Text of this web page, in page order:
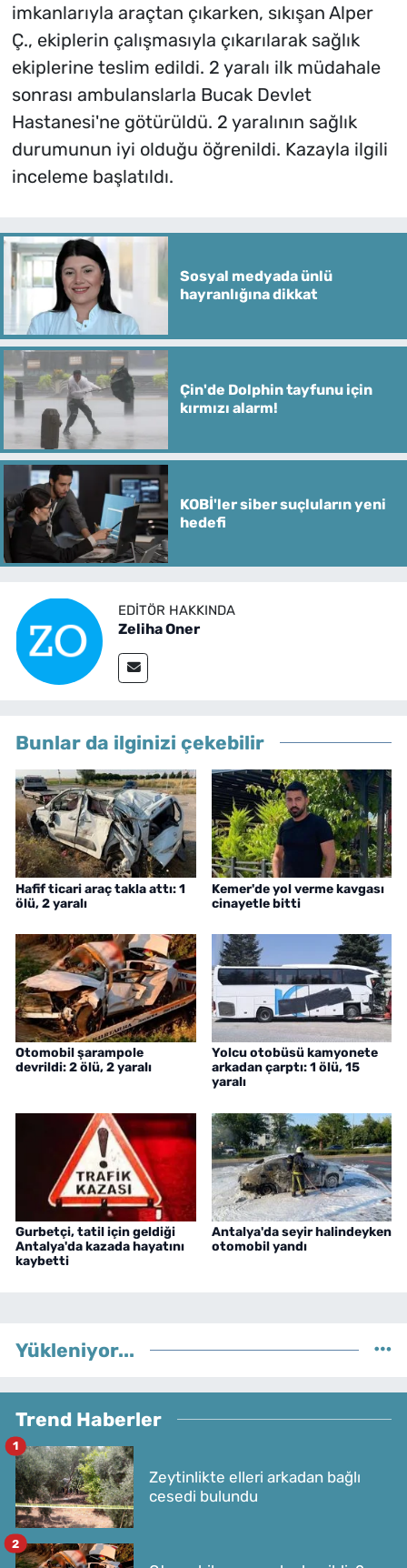
imkanlarıyla araçtan çıkarken, sıkışan Alper
Ç., ekiplerin çalışmasıyla çıkarılarak sağlık
ekiplerine teslim edildi. 2 yaralı ilk müdahale
sonrası ambulanslarla Bucak Devlet
Hastanesi'ne götürüldü. 2 yaralının sağlık
durumunun iyi olduğu öğrenildi. Kazayla ilgili
inceleme başlatıldı.
Sosyal medyada ünlü
hayranlığına dikkat
Çin'de Dolphin tayfunu için
kırmızı alarm!
KOBİ'ler siber suçluların yeni
hedefi
EDITÖR HAKKINDA
Zeliha Oner
Bunlar da ilginizi çekebilir
Hafif ticari araç takla attı: 1
ölü, 2 yaralı
Kemer'de yol verme kavgası
cinayetle bitti
Otomobil şarampole
devrildi: 2 ölü, 2 yaralı
Yolcu otobüsü kamyonete
arkadan çarptı: 1 ölü, 15
yaralı
Gurbetçi, tatil için geldiği
Antalya'da kazada hayatını
kaybetti
Antalya'da seyir halindeyken
otomobil yandı
Yükleniyor...
Trend Haberler
Zeytinlikte elleri arkadan bağlı
cesedi bulundu
1
2